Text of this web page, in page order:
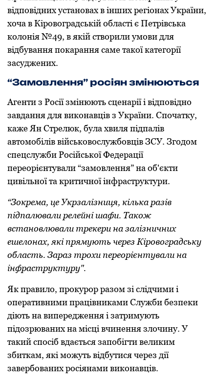
відповідних установах в інших регіонах України,
хоча в Кіровоградській області є Петрівська
колонія №49, в якій створили умови для
відбування покарання саме такої категорії
засуджених.
“Замовлення” росіян змінюються
Агенти з Росії змінюють сценарії і відповідно
завдання для виконавців з України. Спочатку,
каже Ян Стрелюк, була хвиля підпалів
автомобілів військовослужбовців ЗСУ. Згодом
спецслужби Російської Федерації
переорієнтували “замовлення” на об'єкти
цивільної та критичної інфраструктури.
“Зокрема, це Укрзалізниця, кілька разів
підпалювали релейні шафи. Також
встановлювали трекери на залізничних
ешелонах, які прямують через Кіровоградську
область. Зараз трохи переорієнтували на
інфраструктуру".
Як правило, прокурор разом зі слідчими і
оперативними працівниками Служби безпеки
діють на випередження і затримують
підозрюваних на місці вчинення злочину. У
такий спосіб вдається запобігти великим
збиткам, які можуть відбутися через дії
завербованих росіянами виконавців.